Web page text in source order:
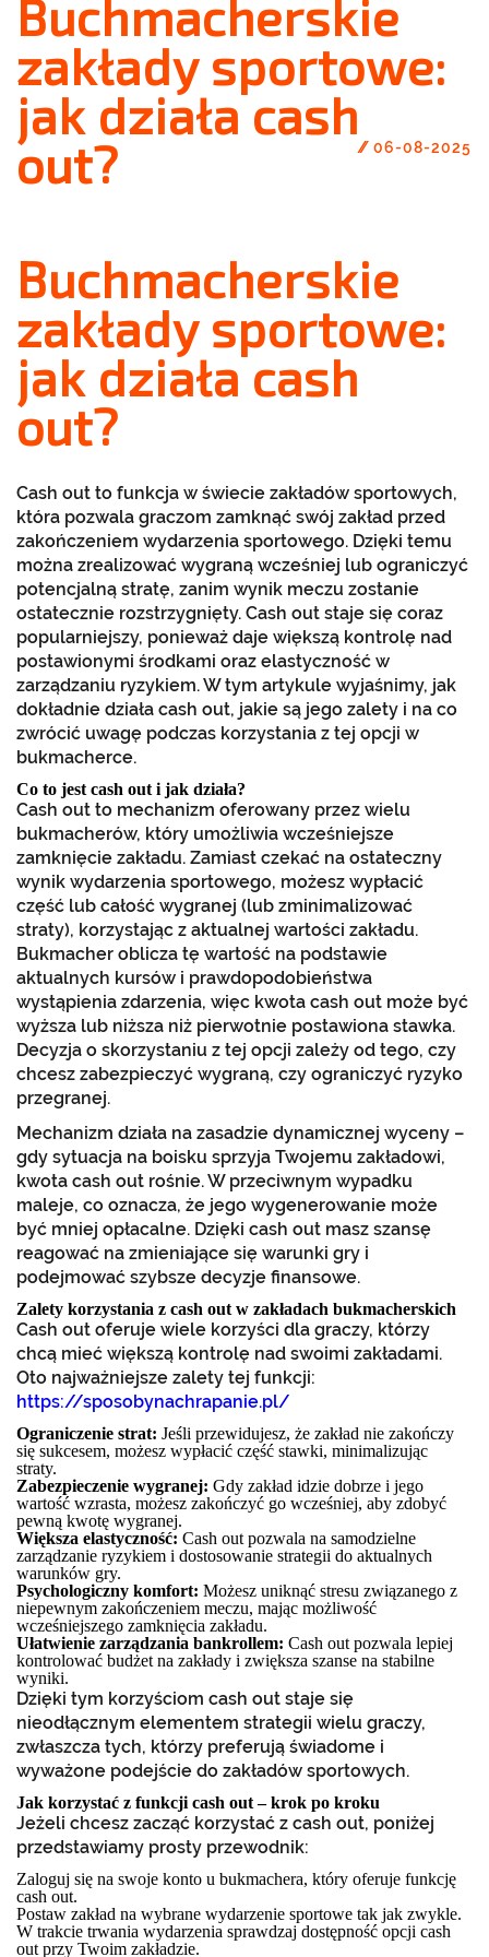
Buchmacherskie
zakłady sportowe:
jak działa cash
out?
// 06-08-2025
Buchmacherskie
zakłady sportowe:
jak działa cash
out?
Cash out to funkcja w świecie zakładów sportowych,
która pozwala graczom zamknąć swój zakład przed
zakończeniem wydarzenia sportowego. Dzięki temu
można zrealizować wygraną wcześniej lub ograniczyć
potencjalną stratę, zanim wynik meczu zostanie
ostatecznie rozstrzygnięty. Cash out staje się coraz
popularniejszy, ponieważ daje większą kontrolę nad
postawionymi środkami oraz elastyczność w
zarządzaniu ryzykiem. W tym artykule wyjaśnimy, jak
dokładnie działa cash out, jakie są jego zalety i na co
zwrócić uwagę podczas korzystania z tej opcji w
bukmacherce.
Co to jest cash out i jak działa?
Cash out to mechanizm oferowany przez wielu
bukmacherów, który umożliwia wcześniejsze
zamknięcie zakładu. Zamiast czekać na ostateczny
wynik wydarzenia sportowego, możesz wypłacić
część lub całość wygranej (lub zminimalizować
straty), korzystając z aktualnej wartości zakładu.
Bukmacher oblicza tę wartość na podstawie
aktualnych kursów i prawdopodobieństwa
wystąpienia zdarzenia, więc kwota cash out może być
wyższa lub niższa niż pierwotnie postawiona stawka.
Decyzja o skorzystaniu z tej opcji zależy od tego, czy
chcesz zabezpieczyć wygraną, czy ograniczyć ryzyko
przegranej.
Mechanizm działa na zasadzie dynamicznej wyceny –
gdy sytuacja na boisku sprzyja Twojemu zakładowi,
kwota cash out rośnie. W przeciwnym wypadku
maleje, co oznacza, że jego wygenerowanie może
być mniej opłacalne. Dzięki cash out masz szansę
reagować na zmieniające się warunki gry i
podejmować szybsze decyzje finansowe.
Zalety korzystania z cash out w zakładach bukmacherskich
Cash out oferuje wiele korzyści dla graczy, którzy
chcą mieć większą kontrolę nad swoimi zakładami.
Oto najważniejsze zalety tej funkcji:
https://sposobynachrapanie.pl/
Ograniczenie strat: Jeśli przewidujesz, że zakład nie zakończy
się sukcesem, możesz wypłacić część stawki, minimalizując
straty.
Zabezpieczenie wygranej: Gdy zakład idzie dobrze i jego
wartość wzrasta, możesz zakończyć go wcześniej, aby zdobyć
pewną kwotę wygranej.
Większa elastyczność: Cash out pozwala na samodzielne
zarządzanie ryzykiem i dostosowanie strategii do aktualnych
warunków gry.
Psychologiczny komfort: Możesz uniknąć stresu związanego z
niepewnym zakończeniem meczu, mając możliwość
wcześniejszego zamknięcia zakładu.
Ułatwienie zarządzania bankrollem: Cash out pozwala lepiej
kontrolować budżet na zakłady i zwiększa szanse na stabilne
wyniki.
Dzięki tym korzyściom cash out staje się
nieodłącznym elementem strategii wielu graczy,
zwłaszcza tych, którzy preferują świadome i
wyważone podejście do zakładów sportowych.
Jak korzystać z funkcji cash out – krok po kroku
Jeżeli chcesz zacząć korzystać z cash out, poniżej
przedstawiamy prosty przewodnik:
Zaloguj się na swoje konto u bukmachera, który oferuje funkcję
cash out.
Postaw zakład na wybrane wydarzenie sportowe tak jak zwykle.
W trakcie trwania wydarzenia sprawdzaj dostępność opcji cash
out przy Twoim zakładzie.